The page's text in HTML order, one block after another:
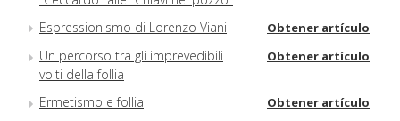
Espressionismo di Lorenzo Viani Obtener artículo
Un percorso tra gli imprevedibili
volti della follia
Obtener artículo
Ermetismo e follia Obtener artículo